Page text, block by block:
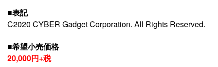
■表記
C2020 CYBER Gadget Corporation. All Rights Reserved.
■希望小売価格
20,000円+税